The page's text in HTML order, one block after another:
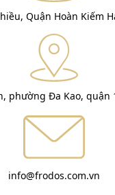
Quận Hoàn Kiếm
phường Đa Kao, quận
info@frodos.com.vn